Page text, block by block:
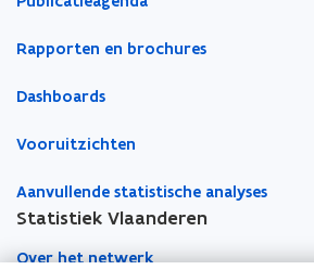
r
r
Rapporten en brochures
Dashboards
Vooruitzichten
Aanvullende statistische analyses
Statistiek Vlaanderen
Over het netwerk